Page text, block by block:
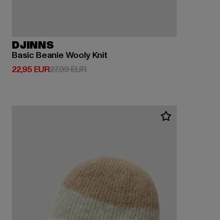
DJINNS
Basic Beanie Wooly Knit
22,95 EUR
Derzeitiger Preis: 22,95 EUR
27,99 EURAktionspreis: 27,99 EUR